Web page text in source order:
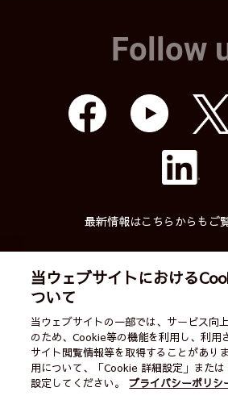
Follow
最新情報はこちらからもご
English ご利用案内 営
サイトマップ 個人情報保護方針
当ウェブサイトにおける
ついて
当ウェブサイトの一部では、サービス向
のため、Cookie等の機能を利用し、利用
サイト閲覧情報等を取得することがあり
用について、「Cookie 詳細設定」または
設定してください。
プライバシーポリシ